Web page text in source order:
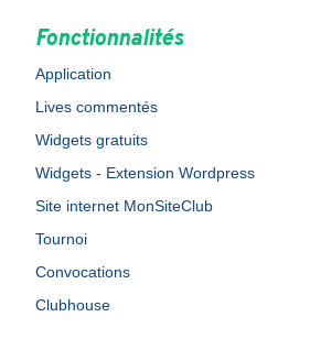
Fonctionnalités
Application
Lives commentés
Widgets gratuits
Widgets - Extension Wordpress
Site internet MonSiteClub
Tournoi
Convocations
Clubhouse